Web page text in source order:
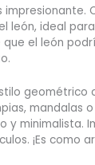
impresionante.
león, ideal
que el león
geométrico
mandalas
y minimalista.
¡Es como